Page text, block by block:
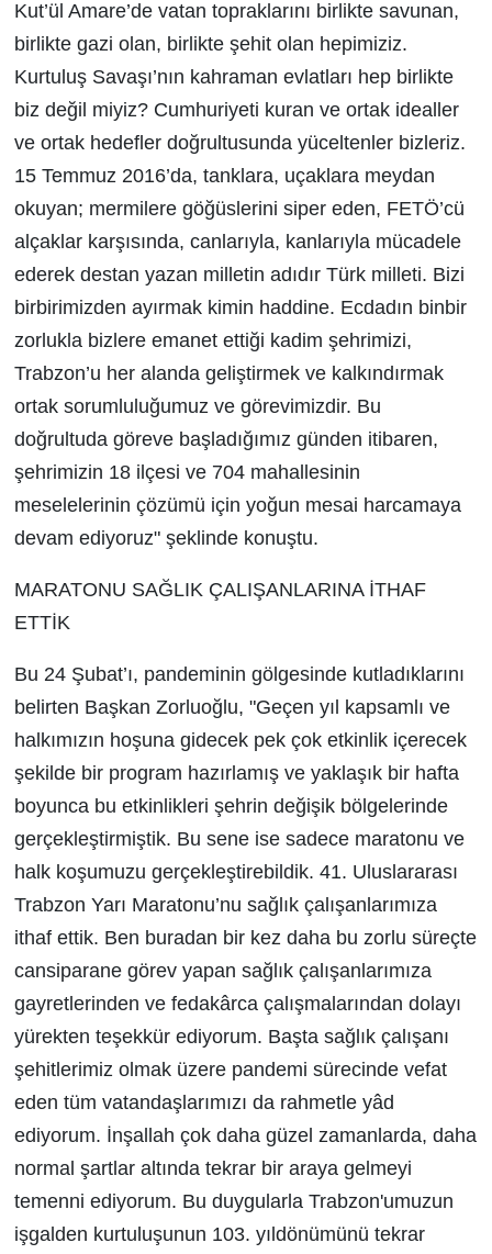
Kut’ül Amare’de vatan topraklarını birlikte savunan,
birlikte gazi olan, birlikte şehit olan hepimiziz.
Kurtuluş Savaşı’nın kahraman evlatları hep birlikte
biz değil miyiz? Cumhuriyeti kuran ve ortak idealler
ve ortak hedefler doğrultusunda yüceltenler bizleriz.
15 Temmuz 2016’da, tanklara, uçaklara meydan
okuyan; mermilere göğüslerini siper eden, FETÖ’cü
alçaklar karşısında, canlarıyla, kanlarıyla mücadele
ederek destan yazan milletin adıdır Türk milleti. Bizi
birbirimizden ayırmak kimin haddine. Ecdadın binbir
zorlukla bizlere emanet ettiği kadim şehrimizi,
Trabzon’u her alanda geliştirmek ve kalkındırmak
ortak sorumluluğumuz ve görevimizdir. Bu
doğrultuda göreve başladığımız günden itibaren,
şehrimizin 18 ilçesi ve 704 mahallesinin
meselelerinin çözümü için yoğun mesai harcamaya
devam ediyoruz" şeklinde konuştu.
MARATONU SAĞLIK ÇALIŞANLARINA İTHAF
ETTİK
Bu 24 Şubat’ı, pandeminin gölgesinde kutladıklarını
belirten Başkan Zorluoğlu, "Geçen yıl kapsamlı ve
halkımızın hoşuna gidecek pek çok etkinlik içerecek
şekilde bir program hazırlamış ve yaklaşık bir hafta
boyunca bu etkinlikleri şehrin değişik bölgelerinde
gerçekleştirmiştik. Bu sene ise sadece maratonu ve
halk koşumuzu gerçekleştirebildik. 41. Uluslararası
Trabzon Yarı Maratonu’nu sağlık çalışanlarımıza
ithaf ettik. Ben buradan bir kez daha bu zorlu süreçte
cansiparane görev yapan sağlık çalışanlarımıza
gayretlerinden ve fedakârca çalışmalarından dolayı
yürekten teşekkür ediyorum. Başta sağlık çalışanı
şehitlerimiz olmak üzere pandemi sürecinde vefat
eden tüm vatandaşlarımızı da rahmetle yâd
ediyorum. İnşallah çok daha güzel zamanlarda, daha
normal şartlar altında tekrar bir araya gelmeyi
temenni ediyorum. Bu duygularla Trabzon'umuzun
işgalden kurtuluşunun 103. yıldönümünü tekrar